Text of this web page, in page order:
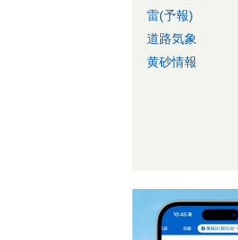
雷(予報)
道路気象
黄砂情報